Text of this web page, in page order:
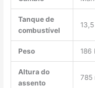
Tanque de
combustível
Peso 186
Altura do
assento
785